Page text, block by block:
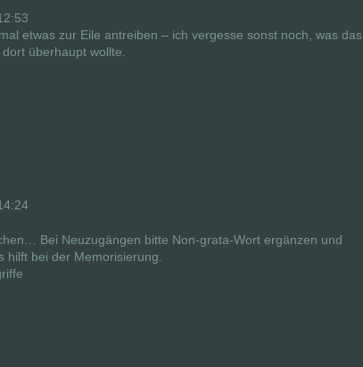
etwas zur Eile antreiben – ich vergesse sonst noch, was das
überhaupt wollte.
Bei Neuzugängen bitte Non-grata-Wort ergänzen und
hilft bei der Memorisierung.